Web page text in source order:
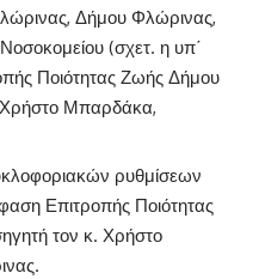
Δήμου Φλώρινας,
(σχετ. η υπ΄
Ποιότητας Ζωής Δήμου
Χρήστο Μπαρδάκα,
ρυθμίσεων
Επιτροπής Ποιότητας
τον κ. Χρήστο